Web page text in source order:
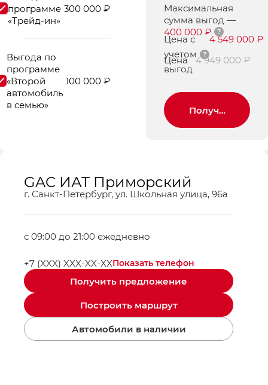
300 000 ₽
программе
«Трейд-ин»
100 000 ₽
Выгода по
программе
«Второй
автомобиль
в семью»
Максимальная
сумма выгод —
400 000 ₽
Цена с
учетом
выгод
4 549 000 ₽
Цена
4 949 000 ₽
Получить
GAC ИАТ Приморский
г. Санкт-Петербург, ул. Школьная улица, 96а
с 09:00 до 21:00 ежедневно
Показать телефон
+7 (XXX) XXX-XX-XX
Получить предложение
Построить маршрут
Автомобили в наличии